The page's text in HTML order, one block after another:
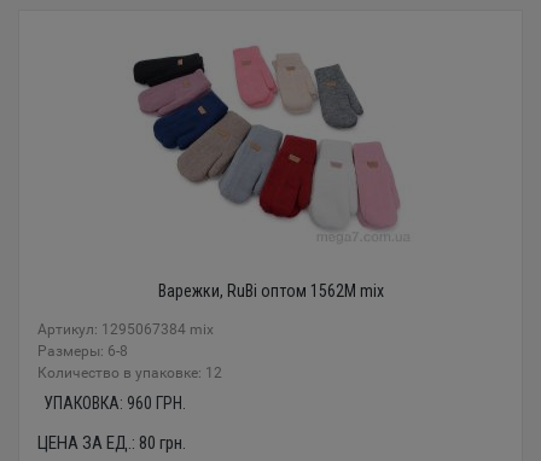
Варежки, RuBi оптом 1562M mix
Артикул: 1295067384 mix
Размеры: 6-8
Количество в упаковке: 12
УПАКОВКА: 960 ГРН.
ЦЕНА ЗА ЕД.: 80 грн.